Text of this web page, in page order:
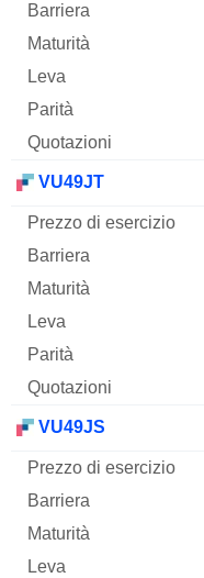
VU49JT
VU49JS